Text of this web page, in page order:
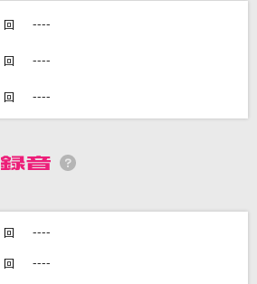
の新曲・ランキングなど
オケをもっと楽しもう！
回 ----
回 ----
回 ----
回 ----
回 ----